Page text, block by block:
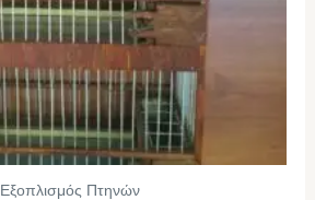
Εξοπλισμός Πτηνών